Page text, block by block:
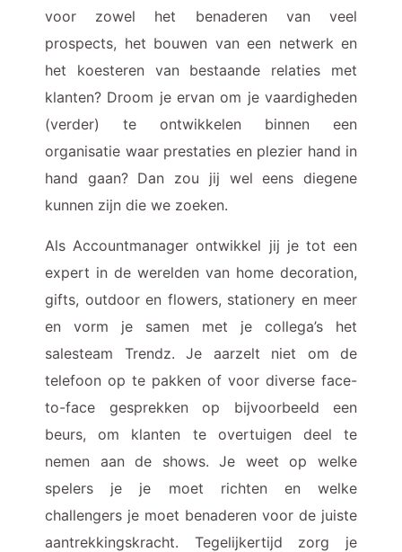
voor zowel het benaderen van veel
prospects, het bouwen van een netwerk en
het koesteren van bestaande relaties met
klanten? Droom je ervan om je vaardigheden
(verder) te ontwikkelen binnen een
organisatie waar prestaties en plezier hand in
hand gaan? Dan zou jij wel eens diegene
kunnen zijn die we zoeken.
Als Accountmanager ontwikkel jij je tot een
expert in de werelden van home decoration,
gifts, outdoor en flowers, stationery en meer
en vorm je samen met je collega’s het
salesteam Trendz. Je aarzelt niet om de
telefoon op te pakken of voor diverse face-
to-face gesprekken op bijvoorbeeld een
beurs, om klanten te overtuigen deel te
nemen aan de shows. Je weet op welke
spelers je je moet richten en welke
challengers je moet benaderen voor de juiste
aantrekkingskracht. Tegelijkertijd zorg je